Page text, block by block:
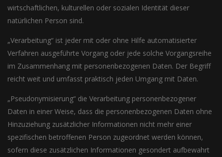
wirtschaftlichen, kulturellen oder sozialen Identität dieser
natürlichen Person sind.
„Verarbeitung“ ist jeder mit oder ohne Hilfe automatisierter
Verfahren ausgeführte Vorgang oder jede solche Vorgangsreihe
im Zusammenhang mit personenbezogenen Daten. Der Begriff
reicht weit und umfasst praktisch jeden Umgang mit Daten.
„Pseudonymisierung“ die Verarbeitung personenbezogener
Daten in einer Weise, dass die personenbezogenen Daten ohne
Hinzuziehung zusätzlicher Informationen nicht mehr einer
spezifischen betroffenen Person zugeordnet werden können,
sofern diese zusätzlichen Informationen gesondert aufbewahrt